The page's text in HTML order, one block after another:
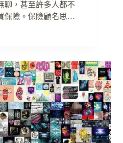
聊，甚至許多人都不
保險。保險顧名思…